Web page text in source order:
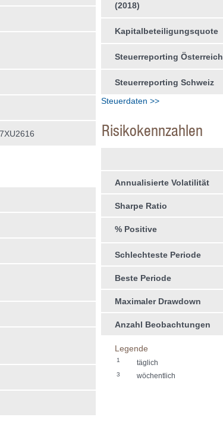
(2018)
Kapitalbeteiligungsquote
Steuerreporting Österreich
Steuerreporting Schweiz
Steuerdaten >>
Risikokennzahlen
Annualisierte Volatilität
Sharpe Ratio
% Positive
Schlechteste Periode
Beste Periode
Maximaler Drawdown
Anzahl Beobachtungen
Legende
1 täglich
3 wöchentlich